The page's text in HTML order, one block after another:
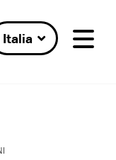
Italia